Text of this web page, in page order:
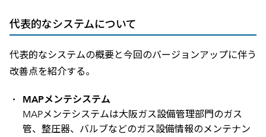
代表的なシステムについて
代表的なシステムの概要と今回のバージョンアップに伴う
改善点を紹介する。
MAPメンテシステム
MAPメンテシステムは大阪ガス設備管理部門のガス
管、整圧器、バルブなどのガス設備情報のメンテナン